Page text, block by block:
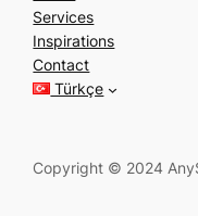
a
r
c
h
Services
Inspirations
Contact
Türkçe
Copyright © 2024